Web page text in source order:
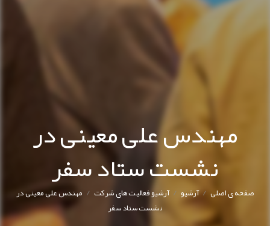
مهندس علی معینی در
نشست ستاد سفر
صفحه ی اصلی/آرشیو/ آرشیو فعالیت های شرکت/ مهندس علی معینی در
نشست ستاد سفر